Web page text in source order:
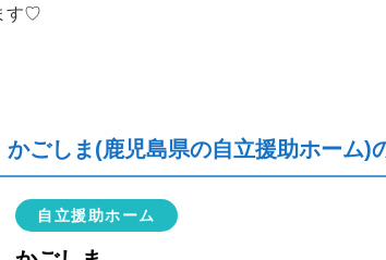
す♡
かごしま(鹿児島県の自立援助ホーム)
自立援助ホーム